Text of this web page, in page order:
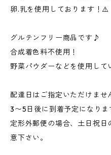
卵.乳を使用しております！⚠️
グルテンフリー商品です♪
合成着色料不使用！
野菜パウダーなどを使用して
配達日はご指定いただけませ
3〜5日後に到着予定になりま
定形外郵便の場合、土日祝
意下さい。